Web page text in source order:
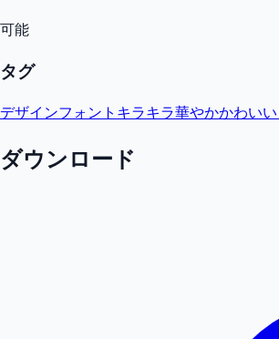
可能
タグ
デザインフォント キラキラ華やかかわいい
ダウンロード